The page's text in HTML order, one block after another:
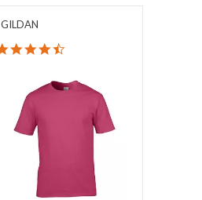
GILDAN